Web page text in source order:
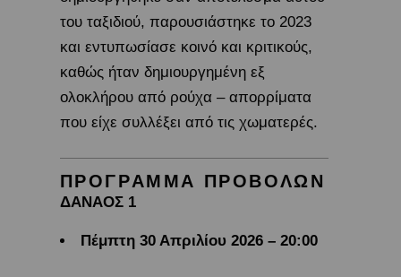
του ταξιδιού, παρουσιάστηκε το 2023
και εντυπωσίασε κοινό και κριτικούς,
καθώς ήταν δημιουργημένη εξ
ολοκλήρου από ρούχα – απορρίματα
που είχε συλλέξει από τις χωματερές.
ΠΡΟΓΡΑΜΜΑ ΠΡΟΒΟΛΩΝ
ΔΑΝΑΟΣ 1
Πέμπτη 30 Απριλίου 2026 – 20:00